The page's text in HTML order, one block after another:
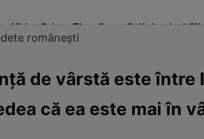
Video Prime Time SportStil de viață
Interviurile Click!Paparazzii Click!
românești
de vârstă este între
că ea este mai în